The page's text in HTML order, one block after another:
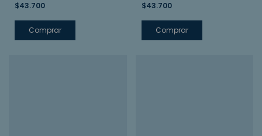
$43.700
Comprar
$43.700
Comprar